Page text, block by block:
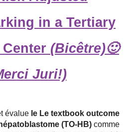
in a Tertiary
(Bicêtre)🙂
Juri!)
évalue le Le textbook outcome
(TO-HB) comme